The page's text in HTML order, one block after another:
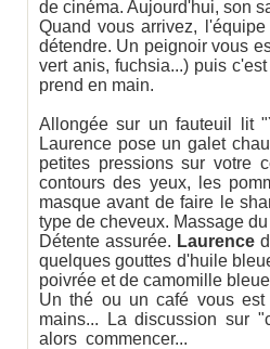
de cinéma. Aujourd'hui, son
Quand vous arrivez,
détendre. Un peignoir vous
vert anis, fuchsia...) puis
prend en main.
Allongée sur un fauteuil lit
Laurence pose un galet
petites pressions sur votre
contours des yeux, les
masque avant de faire le
type de cheveux. Massage
Détente assurée. Laurence
quelques gouttes d'huile
poivrée et de camomille
Un thé ou un café vous est
mains... La discussion sur
alors commencer...